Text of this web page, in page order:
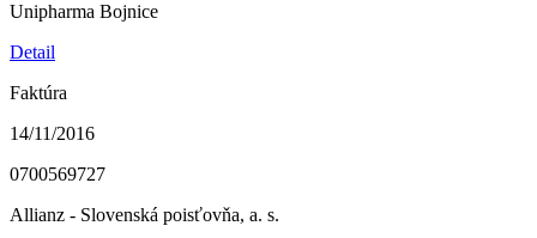
Unipharma Bojnice
Detail
Faktúra
14/11/2016
0700569727
Allianz - Slovenská poisťovňa, a. s.